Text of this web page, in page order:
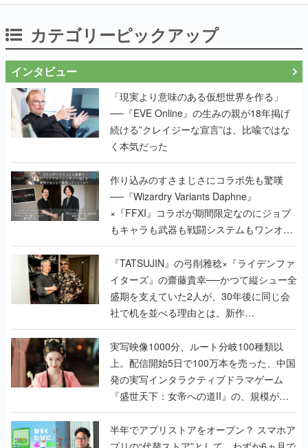
カテゴリーピックアップ
インタビュー
「現実より意味のある仮想世界を作る」
──『EVE Online』の生みの親が18年掲げ
続ける”クレイジーな宣言”は、比喩ではな
く本気だった
作り込みのすさまじさにコラボ先も驚嘆
──『Wizardry Variants Daphne』
×『FFXI』コラボが期間限定なのにジョブ
もキャラも武器も戦闘システムもワンオフ
で作り込まれた理由を両ディレクターに聞
く
『TATSUJIN』の弓削雅稔×『ライデンファ
イターズ』の齋藤貴幸──かつて縦シュー全
盛期を支えていた2人が、30年後に同じ会
社で机を並べる理由とは。新作
『TATSUJIN EXTREME』で初タッグを組
んだレジェンド2人に訊く開発秘話
実写映像1000分、ルート分岐100種類以
上。配信開始5日で100万本を売った、中国
発の実写インタラクティブドラマゲーム
『盛世天下：女帝への道II』の、規模が違
うこだわりをプロデューサーに聞いた
半年でアプリストアをオープン？ スマホア